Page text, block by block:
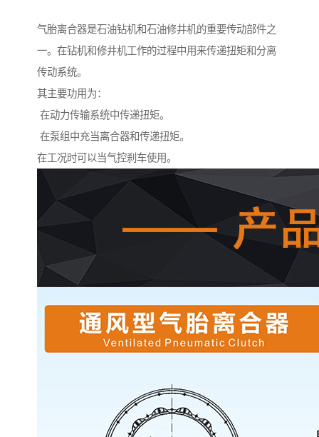
气胎离合器是石油钻机和石油修井机的重要传动部件之
一。在钻机和修井机工作的过程中用来传递扭矩和分离
传动系统。
其主要功用为：
在动力传输系统中传递扭矩。
在泵组中充当离合器和传递扭矩。
在工况时可以当气控刹车使用。